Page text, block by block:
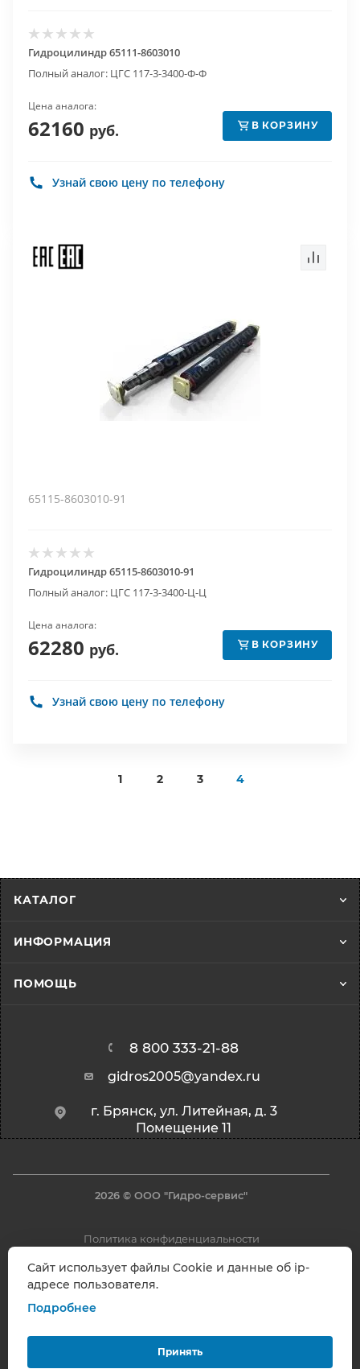
Гидроцилиндр 65111-8603010
Полный аналог: ЦГС 117-3-3400-Ф-Ф
Цена аналога:
62160 руб. В КОРЗИНУ
Узнай свою цену по телефону
65115-8603010-91
Гидроцилиндр 65115-8603010-91
Полный аналог: ЦГС 117-3-3400-Ц-Ц
Цена аналога:
62280 руб. В КОРЗИНУ
Узнай свою цену по телефону
1 2 3 4
КАТАЛОГ
ИНФОРМАЦИЯ
ПОМОЩЬ
8 800 333-21-88
gidros2005@yandex.ru
г. Брянск, ул. Литейная, д. 3
Помещение 11
2026 © ООО "Гидро-сервис"
Политика конфиденциальности
Сайт использует файлы Cookie и данные об ip-
адресе пользователя.
Подробнее
Принять